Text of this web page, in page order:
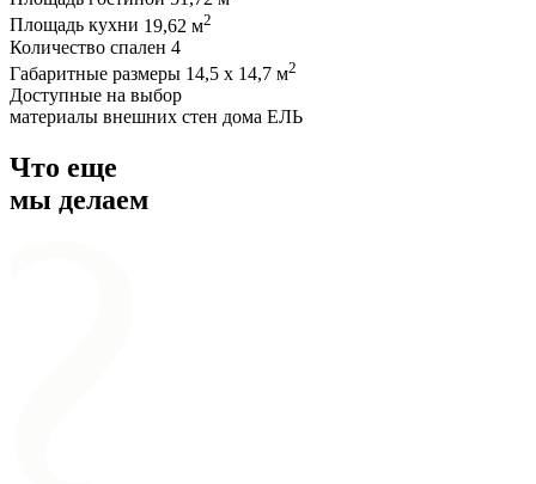
Площадь кухни 19,62 м2
Количество спален 4
Габаритные размеры 14,5 х 14,7 м2
Доступные на выбор
материалы внешних стен дома ЕЛЬ
Что еще
мы делаем